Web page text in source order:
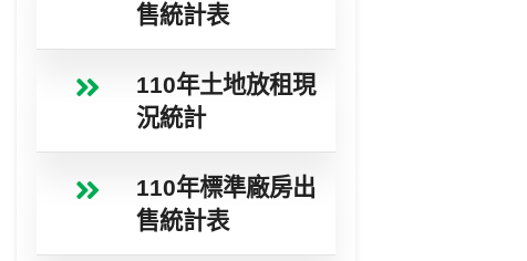
售統計表
110年土地放租現
況統計
110年標準廠房出
售統計表